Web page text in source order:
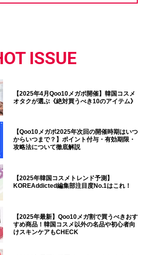
ISSUE
【2025年4月Qoo10メガポ開催】韓国コスメ
オタクが選ぶ《絶対買うべき10のアイテム》
【Qoo10メガポ2025年次回の開催時期はいつ
からいつまで？】ポイント付与・有効期限・
攻略法について徹底解説
【2025年韓国コスメトレンド予測】
KOREAddicted編集部注目度No.1はこれ！
【2025年最新】Qoo10メガ割で買うべきおす
すめ商品！韓国コスメ以外の名品や初心者向
けスキンケアもCHECK